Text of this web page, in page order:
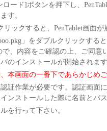
ード]ボタンを押下し、
す。
リックすると、PenTablet画面
」をダブルクリックす
、内容をご確認の上、ご同意
のインストールが開始されま
本画面の一番下であらかじめ
証作業が必要です。認証画面
ンストールした際に名前とパ
を行って下さい。